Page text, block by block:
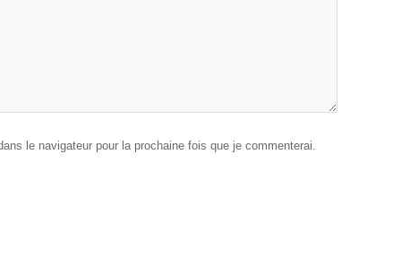
le navigateur pour la prochaine fois que je commenterai.